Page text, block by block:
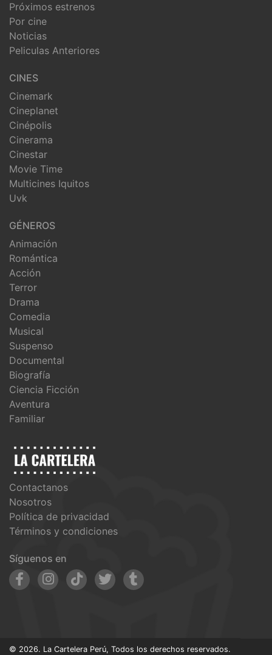
Próximos estrenos
Por cine
Noticias
Peliculas Anteriores
CINES
Cinemark
Cineplanet
Cinépolis
Cinerama
Cinestar
Movie Time
Multicines Iquitos
Uvk
GÉNEROS
Animación
Romántica
Acción
Terror
Drama
Comedia
Musical
Suspenso
Documental
Biografía
Ciencia Ficción
Aventura
Familiar
Contactanos
Nosotros
Política de privacidad
Términos y condiciones
Síguenos en
© 2026. La Cartelera Perú, Todos los derechos reservados.